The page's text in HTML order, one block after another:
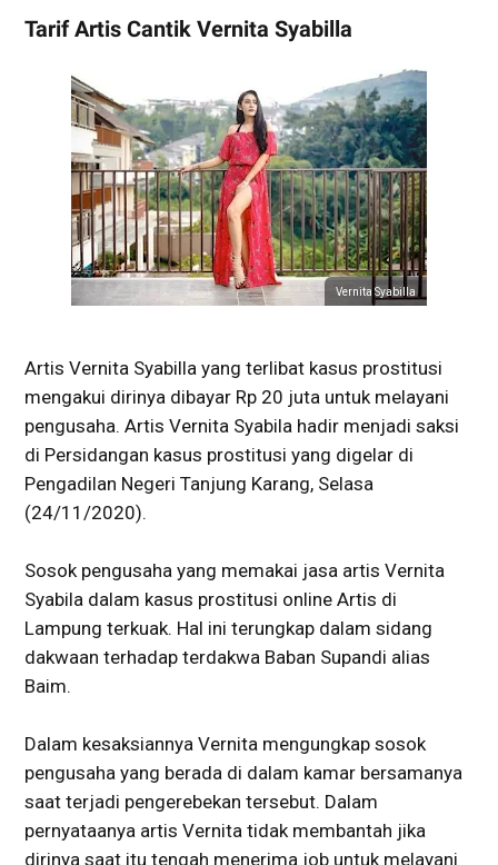
Tarif Artis Cantik Vernita Syabilla
Vernita Syabilla
Artis Vernita Syabilla yang terlibat kasus prostitusi
mengakui dirinya dibayar Rp 20 juta untuk melayani
pengusaha. Artis Vernita Syabila hadir menjadi saksi
di Persidangan kasus prostitusi yang digelar di
Pengadilan Negeri Tanjung Karang, Selasa
(24/11/2020).
Sosok pengusaha yang memakai jasa artis Vernita
Syabila dalam kasus prostitusi online Artis di
Lampung terkuak. Hal ini terungkap dalam sidang
dakwaan terhadap terdakwa Baban Supandi alias
Baim.
Dalam kesaksiannya Vernita mengungkap sosok
pengusaha yang berada di dalam kamar bersamanya
saat terjadi pengerebekan tersebut. Dalam
pernyataanya artis Vernita tidak membantah jika
dirinya saat itu tengah menerima job untuk melayani